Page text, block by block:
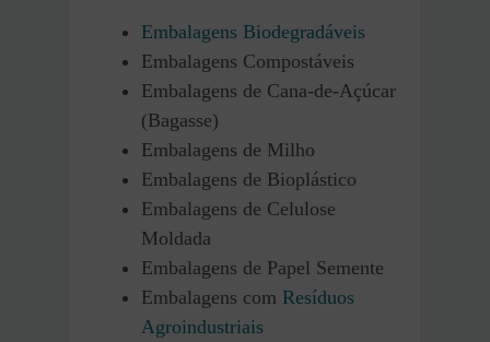
Embalagens Biodegradáveis
Embalagens Compostáveis
Embalagens de Cana-de-Açúcar
(Bagasse)
Embalagens de Milho
Embalagens de Bioplástico
Embalagens de Celulose
Moldada
Embalagens de Papel Semente
Embalagens com Resíduos
Agroindustriais